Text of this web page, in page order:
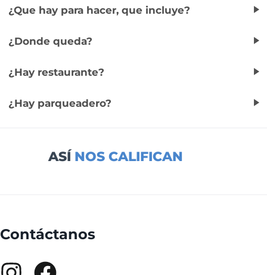
¿Que hay para hacer, que incluye?
¿Donde queda?
¿Hay restaurante?
¿Hay parqueadero?
ASÍ NOS CALIFICAN
Contáctanos